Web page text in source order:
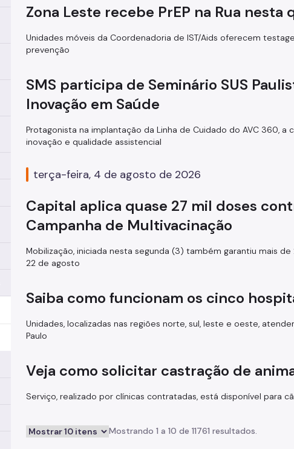
Zona Leste recebe PrEP na Rua
Unidades móveis da Coordenadoria de IST/Aids oferecem
prevenção
SMS participa de Seminário SUS
Inovação em Saúde
Protagonista na implantação da Linha de Cuidado do AVC 360,
inovação e qualidade assistencial
terça-feira, 4 de agosto de 2026
Capital aplica quase 27 mil doses
Campanha de Multivacinação
Mobilização, iniciada nesta segunda (3) também garantiu mais
22 de agosto
Saiba como funcionam os cinco
Unidades, localizadas nas regiões norte, sul, leste e oeste,
Paulo
Veja como solicitar castração de
Serviço, realizado por clínicas contratadas, está disponível para
Mostrando 1 a 10 de 11761 resultados.